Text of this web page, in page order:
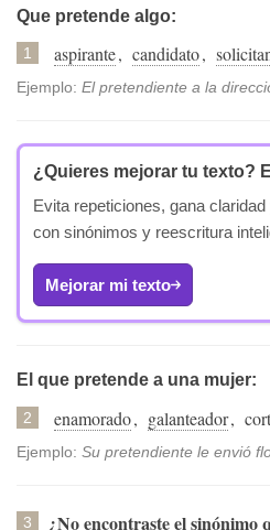
Temas
Temas
Que pretende algo:
1 aspirante, candidato,
Ejemplo: El pretendiente a la
¿Quieres mejorar tu texto?
Evita repeticiones, gana
con sinónimos y reescritura
Mejorar mi texto
El que pretende a una mujer:
2 enamorado, galanteador,
Ejemplo: Su pretendiente le envió
3 ¿No encontraste el sinónimo